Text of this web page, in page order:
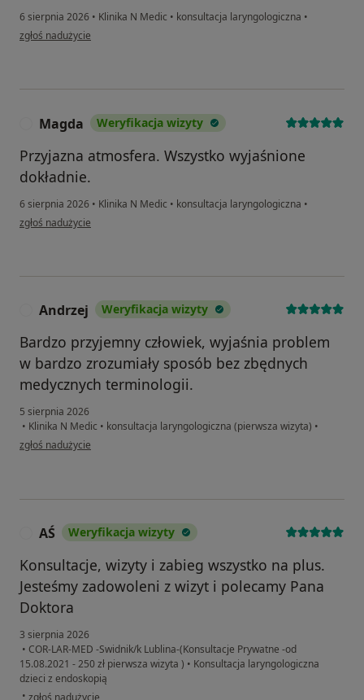
6 sierpnia 2026 • Klinika N Medic • konsultacja laryngologiczna •
w opinii użytkownika Justyna
zgłoś nadużycie
Magda Weryfikacja wizyty
Przyjazna atmosfera. Wszystko wyjaśnione
dokładnie.
6 sierpnia 2026 • Klinika N Medic • konsultacja laryngologiczna •
w opinii użytkownika Magda
zgłoś nadużycie
Andrzej Weryfikacja wizyty
Bardzo przyjemny człowiek, wyjaśnia problem
w bardzo zrozumiały sposób bez zbędnych
medycznych terminologii.
5 sierpnia 2026
• Klinika N Medic • konsultacja laryngologiczna (pierwsza wizyta) •
w opinii użytkownika Andrzej
zgłoś nadużycie
AŚ Weryfikacja wizyty
Konsultacje, wizyty i zabieg wszystko na plus.
Jesteśmy zadowoleni z wizyt i polecamy Pana
Doktora
3 sierpnia 2026
• COR-LAR-MED -Swidnik/k Lublina-(Konsultacje Prywatne -od
15.08.2021 - 250 zł pierwsza wizyta ) • Konsultacja laryngologiczna
dzieci z endoskopią
• w opinii użytkownika AŚ